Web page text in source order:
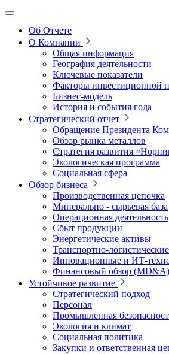
Об Отчете
О Компании
Общая информация
География деятельности
Ключевые показатели
Факторы инвестиционной
Бизнес-модель
История и события года
Стратегический отчет
Обращение Президента
Обзор рынка металлов
Стратегия развития
Экологическая программа
Социальная сфера
Обзор бизнеса
Производственная цепочка
Минерально ‑ сырьевая база
Операционная деятельность
Сбыт продукции
Энергетические активы
Транспортно-
Инновационные и
Финансовый обзор (MD&A)
Устойчивое развитие
Стратегический подход
Персонал
Промышленная
Экология и климат
Социальная политика
Закупки и ответственная